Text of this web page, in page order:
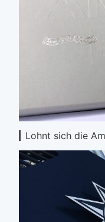
Lohnt sich die